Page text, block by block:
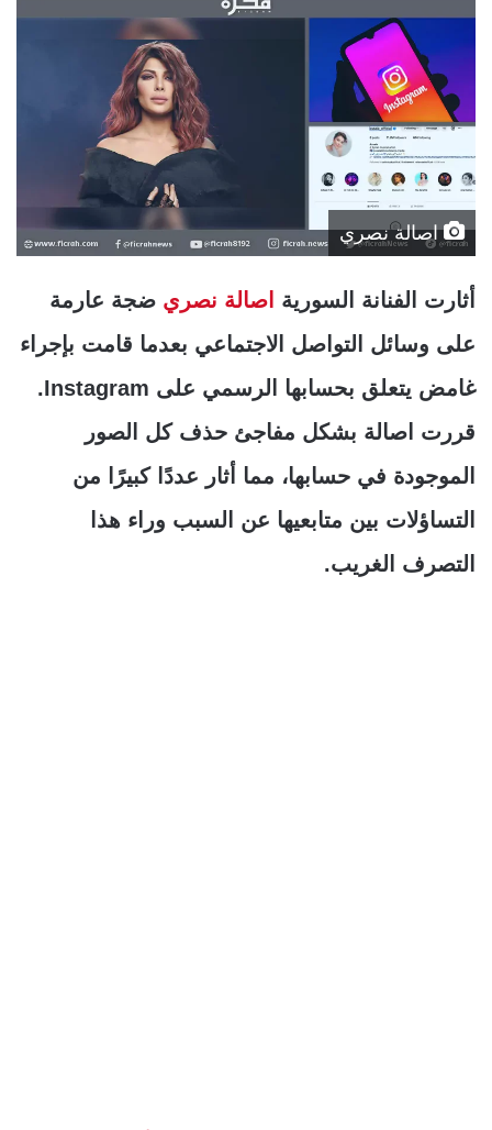
اصالة نصري
أثارت الفنانة السورية اصالة نصري ضجة عارمة
على وسائل التواصل الاجتماعي بعدما قامت بإجراء
غامض يتعلق بحسابها الرسمي على Instagram.
قررت اصالة بشكل مفاجئ حذف كل الصور
الموجودة في حسابها، مما أثار عددًا كبيرًا من
التساؤلات بين متابعيها عن السبب وراء هذا
التصرف الغريب.